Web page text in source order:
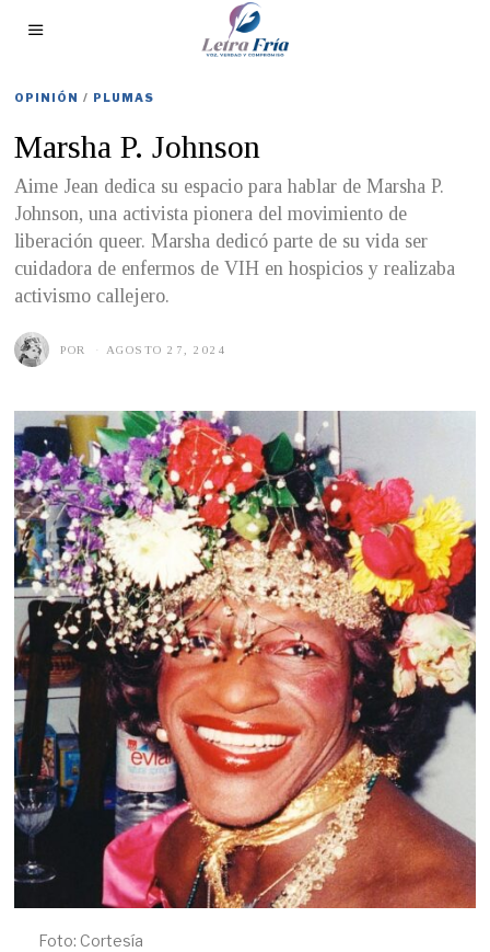
OPINIÓN / PLUMAS
Marsha P. Johnson
Aime Jean dedica su espacio para hablar de Marsha P.
Johnson, una activista pionera del movimiento de
liberación queer. Marsha dedicó parte de su vida ser
cuidadora de enfermos de VIH en hospicios y realizaba
activismo callejero.
POR AGOSTO 27, 2024
T
O
2
6
,
2
0
2
4
Foto: Cortesía